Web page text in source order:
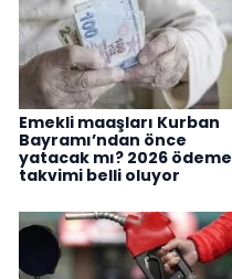
Emekli maaşları Kurban
Bayramı’ndan önce
yatacak mı? 2026 ödeme
takvimi belli oluyor